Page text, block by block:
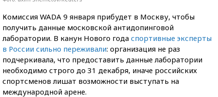
Комиссия WADA 9 января прибудет в Москву, чтобы
получить данные московской антидопинговой
лаборатории. В канун Нового года спортивные эксперты
в России сильно переживали: организация не раз
подчеркивала, что предоставить данные лаборатории
необходимо строго до 31 декабря, иначе российских
спортсменов лишат возможности выступать на
международной арене.